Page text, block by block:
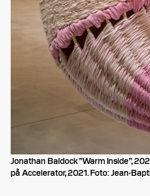
Jonathan Baldock ”Warm Inside”,
på Accelerator, 2021. Foto: Jean-